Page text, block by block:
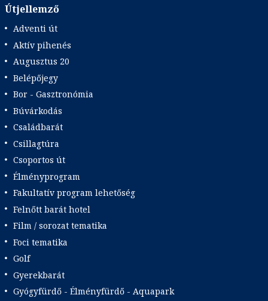
Útjellemző
Adventi út
Aktív pihenés
Augusztus 20
Belépőjegy
Bor - Gasztronómia
Búvárkodás
Családbarát
Csillagtúra
Csoportos út
Élményprogram
Fakultatív program lehetőség
Felnőtt barát hotel
Film / sorozat tematika
Foci tematika
Golf
Gyerekbarát
Gyógyfürdő - Élményfürdő - Aquapark